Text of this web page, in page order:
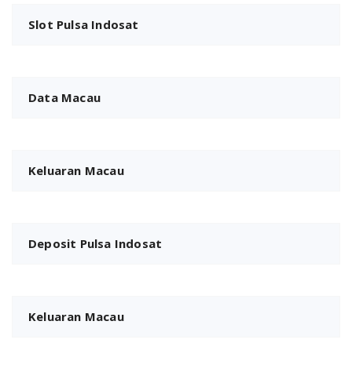
Slot Pulsa Indosat
Data Macau
Keluaran Macau
Deposit Pulsa Indosat
Keluaran Macau